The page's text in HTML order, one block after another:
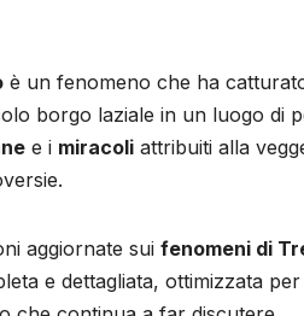
è un fenomeno che ha
borgo laziale in un luogo di
e i miracoli attribuiti alla
aggiornate sui fenomeni di
e dettagliata, ottimizzata